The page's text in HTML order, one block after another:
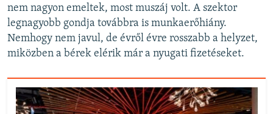
nem nagyon emeltek, most muszáj volt. A szektor
legnagyobb gondja továbbra is munkaerőhiány.
Nemhogy nem javul, de évről évre rosszabb a helyzet,
miközben a bérek elérik már a nyugati fizetéseket.